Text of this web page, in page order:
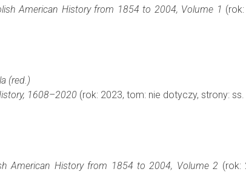
American History from 1854 to 2004, Volume 1
(red.)
1608–2020 (rok: 2023, tom: nie dotyczy, strony:
American History from 1854 to 2004, Volume 2 (rok: